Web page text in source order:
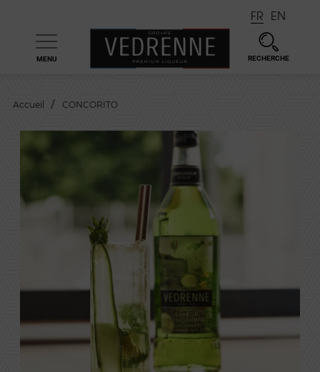
MENU RECHERCHE
FR EN
Accueil CONCORITO